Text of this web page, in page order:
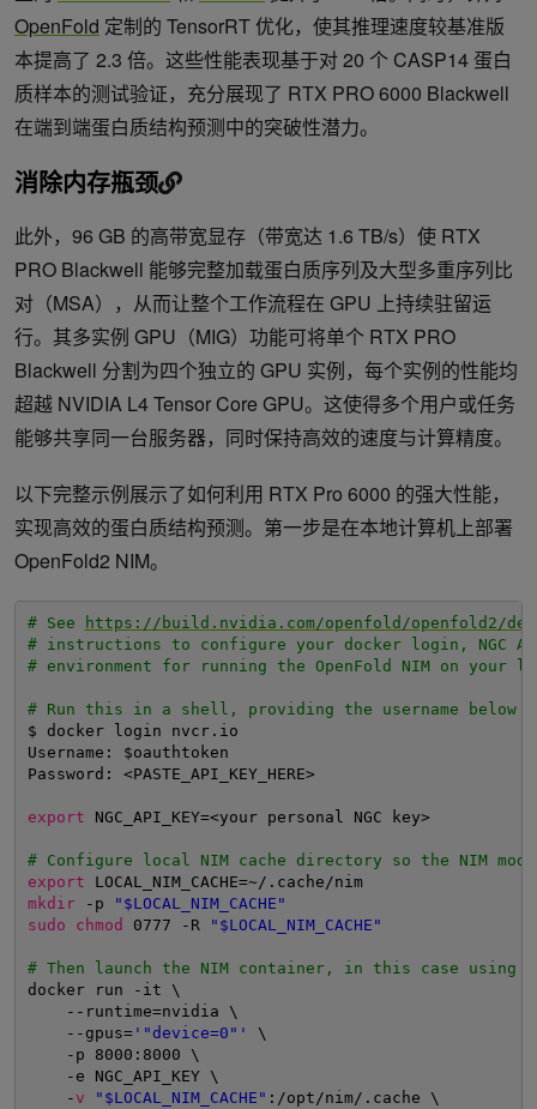
OpenFold 定制的 TensorRT 优化，使其推理速度较基准版
本提高了 2.3 倍。这些性能表现基于对 20 个 CASP14 蛋白
质样本的测试验证，充分展现了 RTX PRO 6000 Blackwell
在端到端蛋白质结构预测中的突破性潜力。
消除内存瓶颈
此外，96 GB 的高带宽显存（带宽达 1.6 TB/s）使 RTX
PRO Blackwell 能够完整加载蛋白质序列及大型多重序列比
对（MSA），从而让整个工作流程在 GPU 上持续驻留运
行。其多实例 GPU（MIG）功能可将单个 RTX PRO
Blackwell 分割为四个独立的 GPU 实例，每个实例的性能均
超越 NVIDIA L4 Tensor Core GPU。这使得多个用户或任务
能够共享同一台服务器，同时保持高效的速度与计算精度。
以下完整示例展示了如何利用 RTX Pro 6000 的强大性能，
实现高效的蛋白质结构预测。第一步是在本地计算机上部署
OpenFold2 NIM。
# See
https://build.nvidia.com/openfold/openfold2/
# instructions to configure your docker login, NGC
# environment for running the OpenFold NIM on your
# Run this in a shell, providing the username below
$ docker login nvcr.io
Username: $oauthtoken
Password: <PASTE_API_KEY_HERE>
export NGC_API_KEY=<your personal NGC key>
# Configure local NIM cache directory so the NIM
export
LOCAL_NIM_CACHE=~/.cache/nim
mkdir
-p
"$LOCAL_NIM_CACHE"
sudo
chmod 0777 -R "$LOCAL_NIM_CACHE"
# Then launch the NIM container, in this case using
docker run -it \
--runtime=nvidia \
--gpus='"device=0"'
\
-p 8000:8000 \
-e NGC_API_KEY \
- v "$LOCAL_NIM_CACHE" : /opt/nim/ .cache \